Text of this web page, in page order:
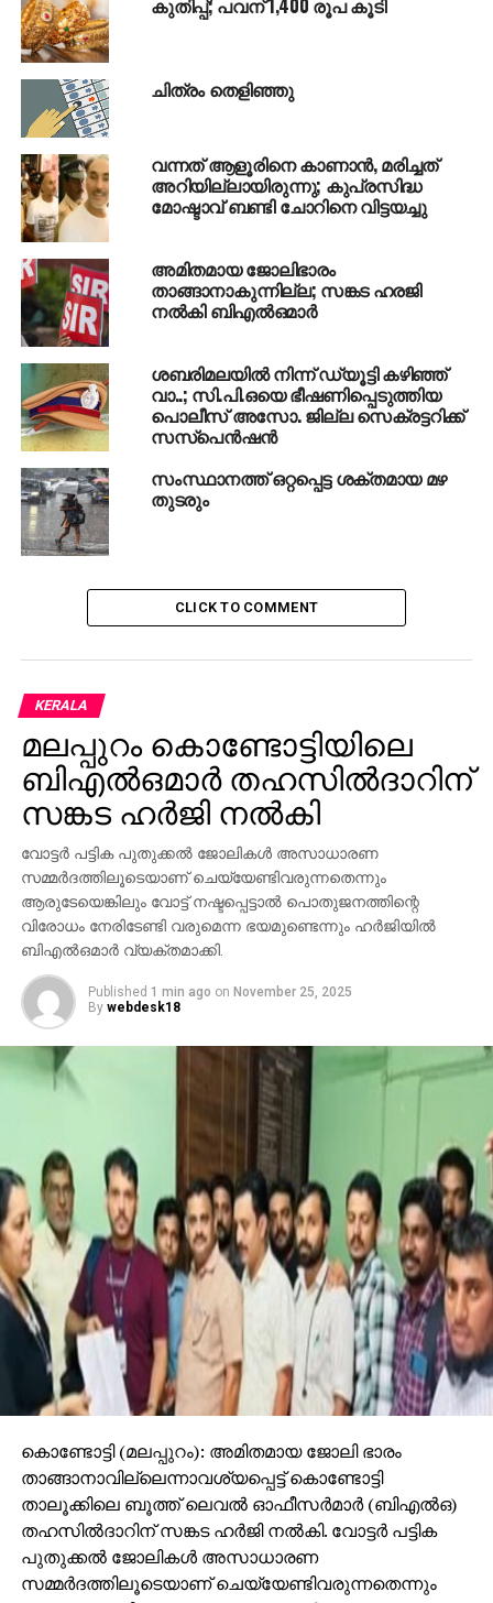
ശുദ്ധജലം കുടിക്കുക. ദാഹമില്ലെങ്കിലും വെള്ളം
കുടിക്കുന്നത് തുടരുക.
UP NEXT
ചര്‍ച്ച വിജയം; കാനഡക്കെതിരെ ട്രംപ്
പ്രഖ്യാപിച്ച ഇറക്കുമതി തീരുവ മരവിപ്പിച്ചു
DON'T MISS
മലപ്പുറത്ത് ആത്മഹത്യ ചെയ്ത 18കാരിയുടെ
പോസ്റ്റ്‌മോര്‍ട്ടം ഇന്ന്; ആണ്‍സുഹൃത്ത്
അപകടനില തരണം ചെയ്തു
ചിത്രം തെളിഞ്ഞു
വന്നത് ആളൂരിനെ കാണാന്‍, മരിച്ചത്
അറിയില്ലായിരുന്നു; കുപ്രസിദ്ധ
മോഷ്ടാവ് ബണ്ടി ചോറിനെ വിട്ടയച്ചു
അമിതമായ ജോലിഭാരം
താങ്ങാനാകുന്നില്ല; സങ്കട ഹരജി
നല്‍കി ബിഎല്‍ഒമാര്‍
ശബരിമലയില്‍ നിന്ന് ഡ്യൂട്ടി കഴിഞ്ഞ്
വാ..; സി.പി.ഒയെ ഭീഷണിപ്പെടുത്തിയ
പൊലീസ് അസോ. ജില്ല സെക്രട്ടറിക്ക്
സസ്‌പെന്‍ഷന്‍
സംസ്ഥാനത്ത് ഒറ്റപ്പെട്ട ശക്തമായ മഴ
തുടരും
CLICK TO COMMENT
KERALA
മലപ്പുറം കൊണ്ടോട്ടിയിലെ
ബിഎല്‍ഒമാര്‍ തഹസില്‍ദാറിന്
സങ്കട ഹര്‍ജി നല്‍കി
വോട്ടര്‍ പട്ടിക പുതുക്കല്‍ ജോലികള്‍ അസാധാരണ
സമ്മര്‍ദത്തിലൂടെയാണ് ചെയ്യേണ്ടിവരുന്നതെന്നും
ആരുടേയെങ്കിലും വോട്ട് നഷ്ടപ്പെട്ടാല്‍ പൊതുജനത്തിന്റെ
വിരോധം നേരിടേണ്ടി വരുമെന്ന ഭയമുണ്ടെന്നും ഹര്‍ജിയില്‍
ബിഎല്‍ഒമാര്‍ വ്യക്തമാക്കി.
Published 1 min ago on November 25, 2025
By webdesk18
കൊണ്ടോട്ടി (മലപ്പുറം): അമിതമായ ജോലി ഭാരം
താങ്ങാനാവില്ലെന്നാവശ്യപ്പെട്ട് കൊണ്ടോട്ടി
താലൂക്കിലെ ബൂത്ത് ലെവല്‍ ഓഫീസര്‍മാര്‍ (ബിഎല്‍ഒ)
തഹസില്‍ദാറിന് സങ്കട ഹര്‍ജി നല്‍കി. വോട്ടര്‍ പട്ടിക
പുതുക്കല്‍ ജോലികള്‍ അസാധാരണ
സമ്മര്‍ദത്തിലൂടെയാണ് ചെയ്യേണ്ടിവരുന്നതെന്നും